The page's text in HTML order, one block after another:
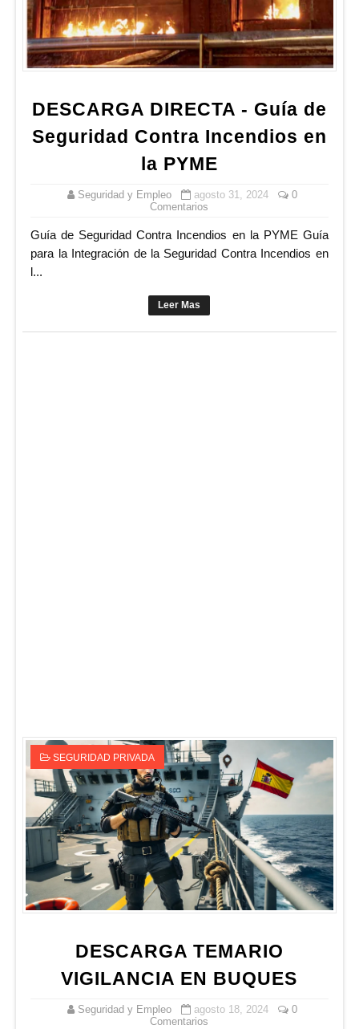
DESCARGA DIRECTA - Guía de
Seguridad Contra Incendios en
la PYME
Seguridad y Empleo agosto 31, 2024
0
Comentarios
Guía de Seguridad Contra Incendios en la PYME Guía
para la Integración de la Seguridad Contra Incendios en
l...
Leer Mas
SEGURIDAD PRIVADA
DESCARGA TEMARIO
VIGILANCIA EN BUQUES
Seguridad y Empleo agosto 18, 2024
0
Comentarios